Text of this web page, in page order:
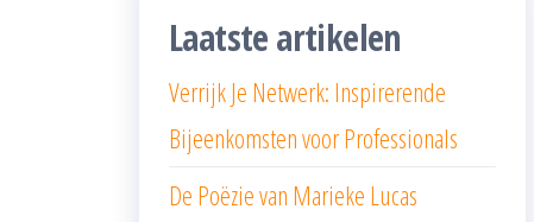
Laatste artikelen
Verrijk Je Netwerk: Inspirerende
Bijeenkomsten voor Professionals
De Poëzie van Marieke Lucas